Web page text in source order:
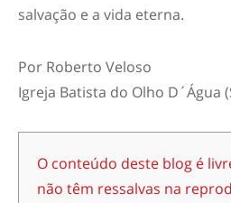
salvação e a vida eterna.
Por Roberto Veloso
Igreja Batista do Olho D´Água
O conteúdo deste blog é
não têm ressalvas na